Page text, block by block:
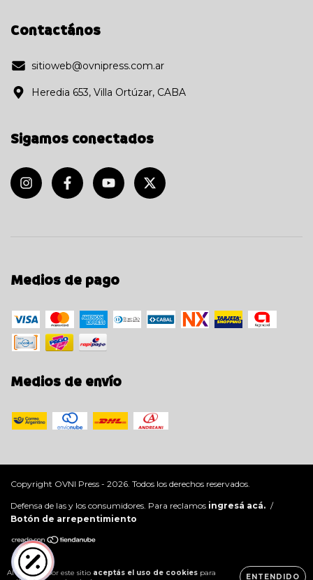
Al navegar por este sitio aceptás el uso de cookies para
ENTENDIDO
Contactános
sitioweb@ovnipress.com.ar
Heredia 653, Villa Ortúzar, CABA
Sigamos conectados
Medios de pago
Medios de envío
Copyright OVNI Press - 2026. Todos los derechos reservados.
Defensa de las y los consumidores. Para reclamos ingresá acá. /
Botón de arrepentimiento